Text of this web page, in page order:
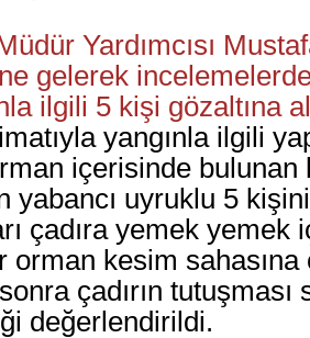
Yardımcısı
gelerek
ilgili 5 kişi gözaltına
yangınla ilgili
içerisinde bulunan
yabancı uyruklu 5
çadıra yemek yemek
orman kesim sahasına
çadırın tutuşması
değerlendirildi.